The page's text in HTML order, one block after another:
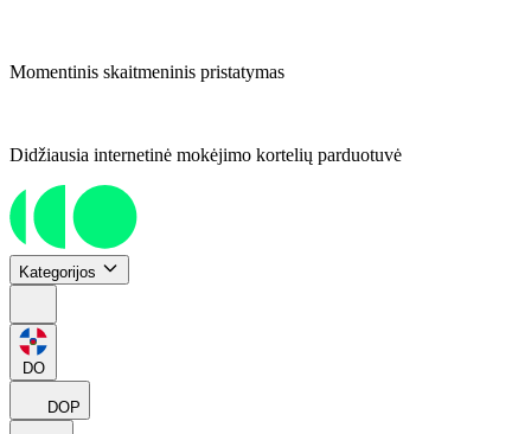
Momentinis skaitmeninis pristatymas
Didžiausia internetinė mokėjimo kortelių parduotuvė
Kategorijos
DO
DOP